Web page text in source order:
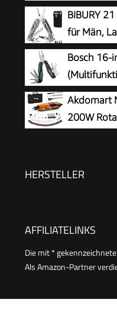
min^-1
Zubehör)
BIBURY
für Män,
und
Reparieren-Titanium
Bosch 16-
Edelstahl;
Funktionen: Zange;
Akdomart
200W
HERSTELLER
AFFILIATELINKS
Die mit *
Als Amazon-Partner